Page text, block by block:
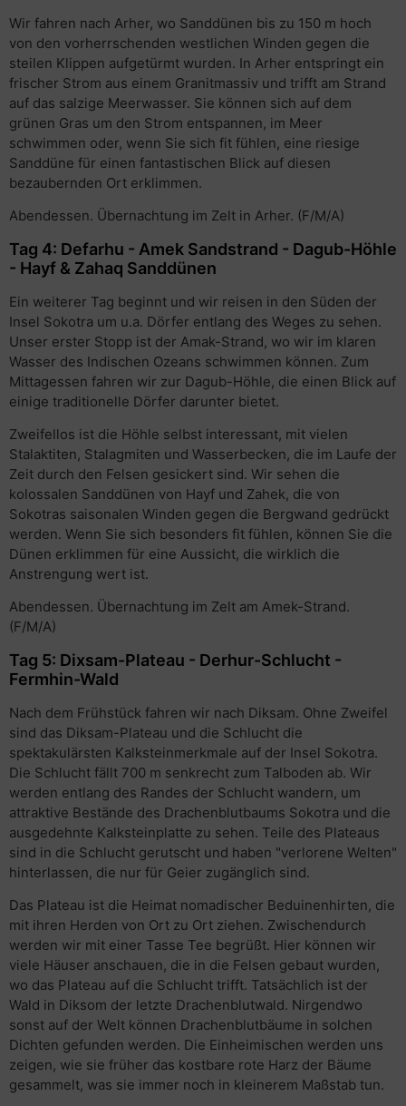
Wir fahren nach Arher, wo Sanddünen bis zu 150 m hoch
von den vorherrschenden westlichen Winden gegen die
steilen Klippen aufgetürmt wurden. In Arher entspringt ein
frischer Strom aus einem Granitmassiv und trifft am Strand
auf das salzige Meerwasser. Sie können sich auf dem
grünen Gras um den Strom entspannen, im Meer
schwimmen oder, wenn Sie sich fit fühlen, eine riesige
Sanddüne für einen fantastischen Blick auf diesen
bezaubernden Ort erklimmen.
Abendessen. Übernachtung im Zelt in Arher. (F/M/A)
Tag 4: Defarhu - Amek Sandstrand - Dagub-Höhle
- Hayf & Zahaq Sanddünen
Ein weiterer Tag beginnt und wir reisen in den Süden der
Insel Sokotra um u.a. Dörfer entlang des Weges zu sehen.
Unser erster Stopp ist der Amak-Strand, wo wir im klaren
Wasser des Indischen Ozeans schwimmen können. Zum
Mittagessen fahren wir zur Dagub-Höhle, die einen Blick auf
einige traditionelle Dörfer darunter bietet.
Zweifellos ist die Höhle selbst interessant, mit vielen
Stalaktiten, Stalagmiten und Wasserbecken, die im Laufe der
Zeit durch den Felsen gesickert sind. Wir sehen die
kolossalen Sanddünen von Hayf und Zahek, die von
Sokotras saisonalen Winden gegen die Bergwand gedrückt
werden. Wenn Sie sich besonders fit fühlen, können Sie die
Dünen erklimmen für eine Aussicht, die wirklich die
Anstrengung wert ist.
Abendessen. Übernachtung im Zelt am Amek-Strand.
(F/M/A)
Tag 5: Dixsam-Plateau - Derhur-Schlucht -
Fermhin-Wald
Nach dem Frühstück fahren wir nach Diksam. Ohne Zweifel
sind das Diksam-Plateau und die Schlucht die
spektakulärsten Kalksteinmerkmale auf der Insel Sokotra.
Die Schlucht fällt 700 m senkrecht zum Talboden ab. Wir
werden entlang des Randes der Schlucht wandern, um
attraktive Bestände des Drachenblutbaums Sokotra und die
ausgedehnte Kalksteinplatte zu sehen. Teile des Plateaus
sind in die Schlucht gerutscht und haben "verlorene Welten"
hinterlassen, die nur für Geier zugänglich sind.
Das Plateau ist die Heimat nomadischer Beduinenhirten, die
mit ihren Herden von Ort zu Ort ziehen. Zwischendurch
werden wir mit einer Tasse Tee begrüßt. Hier können wir
viele Häuser anschauen, die in die Felsen gebaut wurden,
wo das Plateau auf die Schlucht trifft. Tatsächlich ist der
Wald in Diksom der letzte Drachenblutwald. Nirgendwo
sonst auf der Welt können Drachenblutbäume in solchen
Dichten gefunden werden. Die Einheimischen werden uns
zeigen, wie sie früher das kostbare rote Harz der Bäume
gesammelt, was sie immer noch in kleinerem Maßstab tun.